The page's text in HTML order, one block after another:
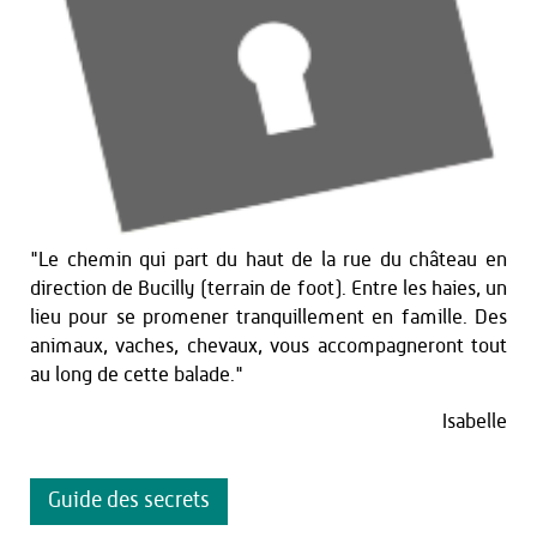
"Le chemin qui part du haut de la rue du château en
direction de Bucilly (terrain de foot). Entre les haies, un
lieu pour se promener tranquillement en famille. Des
animaux, vaches, chevaux, vous accompagneront tout
au long de cette balade."
Isabelle
Guide des secrets